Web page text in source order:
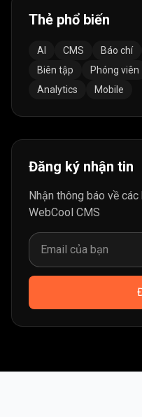
Thẻ phổ biến
AI CMS Báo chí
Biên tập
Phóng viên
Analytics
Mobile
Đăng ký nhận tin
Nhận thông báo về
WebCool CMS